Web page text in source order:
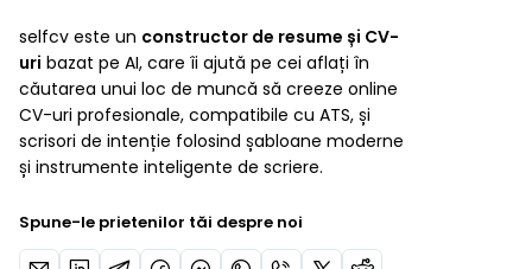
selfcv este un constructor de resume și CV-
uri bazat pe AI, care îi ajută pe cei aflați în
căutarea unui loc de muncă să creeze online
CV-uri profesionale, compatibile cu ATS, și
scrisori de intenție folosind șabloane moderne
și instrumente inteligente de scriere.
Spune-le prietenilor tăi despre noi